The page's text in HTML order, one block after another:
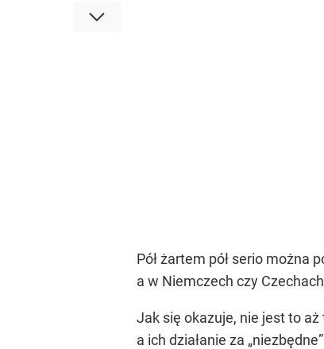
Pół żartem pół serio można
a w Niemczech czy
Jak się okazuje, nie jest to aż
a ich działanie za